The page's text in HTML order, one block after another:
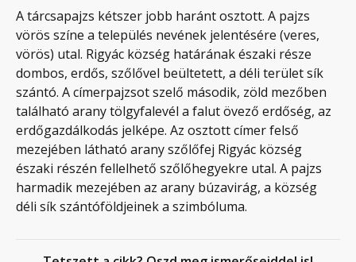
A tárcsapajzs kétszer jobb haránt osztott. A pajzs
vörös színe a település nevének jelentésére (veres,
vörös) utal. Rigyác község határának északi része
dombos, erdős, szőlővel beültetett, a déli terület sík
szántó. A címerpajzsot szelő második, zöld mezőben
található arany tölgyfalevél a falut övező erdőség, az
erdőgazdálkodás jelképe. Az osztott címer felső
mezejében látható arany szőlőfej Rigyác község
északi részén fellelhető szőlőhegyekre utal. A pajzs
harmadik mezejében az arany búzavirág, a község
déli sík szántóföldjeinek a szimbóluma.